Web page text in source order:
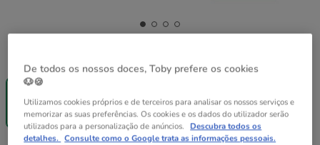
1 ud.
-25% na 2ª
7.99€
De todos os nossos doces, Toby prefere os cookies
🐶🍪
Utilizamos cookies próprios e de terceiros para analisar os nossos serviços e
memorizar as suas preferências. Os cookies e os dados do utilizador serão
utilizados para a personalização de anúncios. Descubra todos os
detalhes. Consulte como o Google trata as informações pessoais.